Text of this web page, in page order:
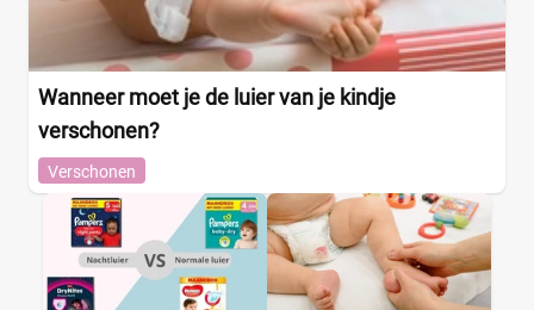
Wanneer moet je de luier van je kindje
verschonen?
Verschonen